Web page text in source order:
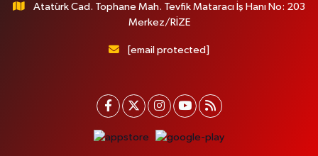
Atatürk Cad. Tophane Mah. Tevfik Mataracı İş Hanı No: 203
Merkez/RİZE
[email protected]